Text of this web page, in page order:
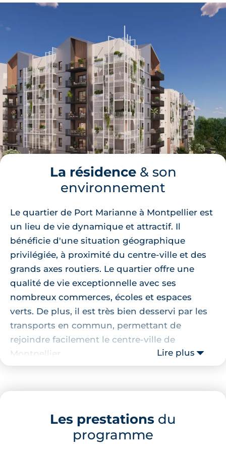
La résidence& son
environnement
Le quartier de Port Marianne à Montpellier est
un lieu de vie dynamique et attractif. Il
bénéficie d'une situation géographique
privilégiée, à proximité du centre-ville et des
grands axes routiers. Le quartier offre une
qualité de vie exceptionnelle avec ses
nombreux commerces, écoles et espaces
verts. De plus, il est très bien desservi par les
transports en commun, permettant de
rejoindre facilement le centre-ville de
Montpellier.
idéalement situé à quelques minutes à pied
plusieurs écoles, comme le Groupe Scolaire
André Malraux ou le Lycée Pierre Mendès-
Lire plus
Les prestations du
programme